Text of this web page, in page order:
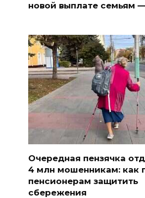
новой выплате семьям
Очередная пензячка
4 млн мошенникам: как
пенсионерам защитить
сбережения